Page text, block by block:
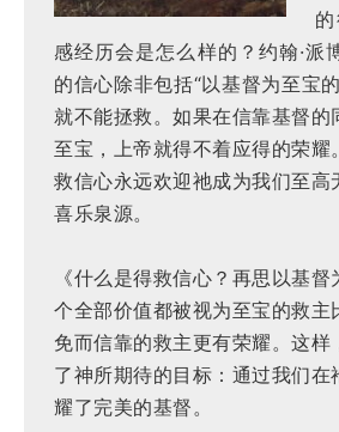
感经历会是怎么样的？约翰·派
的信心除非包括“以基督为至宝
就不能拯救。如果在信靠基督的
至宝，上帝就得不着应得的荣耀
救信心永远欢迎祂成为我们至高
喜乐泉源。
《什么是得救信心？再思以基
个全部价值都被视为至宝的救主
免而信靠的救主更有荣耀。这样
了神所期待的目标：通过我们在
耀了完美的基督。